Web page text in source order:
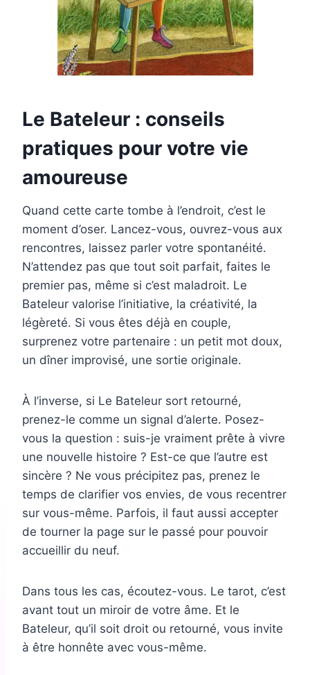
Le Bateleur : conseils
pratiques pour votre vie
amoureuse
Quand cette carte tombe à l’endroit, c’est le
moment d’oser. Lancez-vous, ouvrez-vous aux
rencontres, laissez parler votre spontanéité.
N’attendez pas que tout soit parfait, faites le
premier pas, même si c’est maladroit. Le
Bateleur valorise l’initiative, la créativité, la
légèreté. Si vous êtes déjà en couple,
surprenez votre partenaire : un petit mot doux,
un dîner improvisé, une sortie originale.
À l’inverse, si Le Bateleur sort retourné,
prenez-le comme un signal d’alerte. Posez-
vous la question : suis-je vraiment prête à vivre
une nouvelle histoire ? Est-ce que l’autre est
sincère ? Ne vous précipitez pas, prenez le
temps de clarifier vos envies, de vous recentrer
sur vous-même. Parfois, il faut aussi accepter
de tourner la page sur le passé pour pouvoir
accueillir du neuf.
Dans tous les cas, écoutez-vous. Le tarot, c’est
avant tout un miroir de votre âme. Et le
Bateleur, qu’il soit droit ou retourné, vous invite
à être honnête avec vous-même.